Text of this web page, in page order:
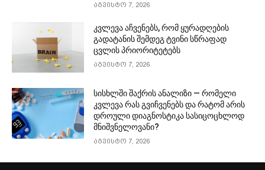
აგვისტო 7, 2026
კვლევა აჩვენებს, რომ ყურადღების
გადატანის შემდეგ ტვინი სწრაფად
ცვლის პრიორიტეტებს
აგვისტო 7, 2026
სისხლში შაქრის ანალიზი — რომელი
კვლევა რას გვიჩვენებს და რატომ არის
დროული დიაგნოსტიკა სასიცოცხლოდ
მნიშვნელოვანი?
აგვისტო 7, 2026